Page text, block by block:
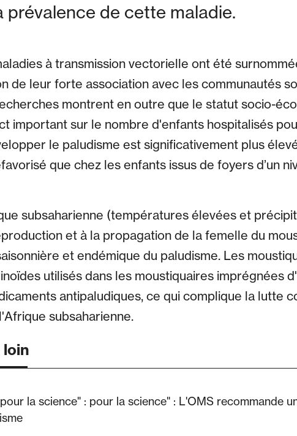
prévalence de cette maladie.
à transmission vectorielle ont été
de leur forte association avec les communautés
montrent en outre que le statut socio-
important sur le nombre d'enfants hospitalisés
le paludisme est significativement plus
que chez les enfants issus de foyers d’un
subsaharienne (températures élevées et
et à la propagation de la femelle du
et endémique du paludisme. Les
utilisés dans les moustiquaires imprégnées
antipaludiques, ce qui complique la lutte
subsaharienne.
loin
la science" : pour la science" : L'OMS recommande